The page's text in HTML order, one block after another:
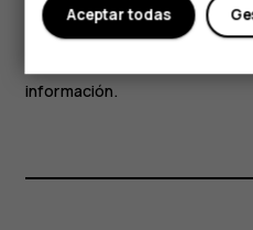
películas y libros.
información.
Aceptar todas